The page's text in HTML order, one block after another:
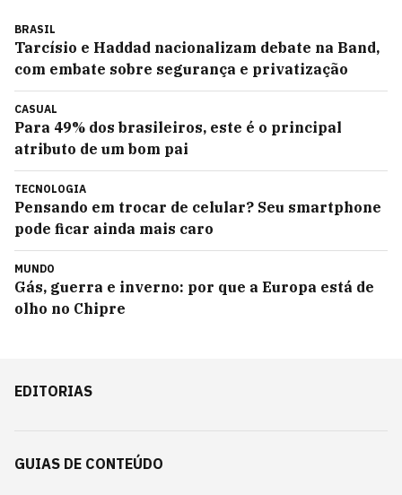
BRASIL
Tarcísio e Haddad nacionalizam debate na Band,
com embate sobre segurança e privatização
CASUAL
Para 49% dos brasileiros, este é o principal
atributo de um bom pai
TECNOLOGIA
Pensando em trocar de celular? Seu smartphone
pode ficar ainda mais caro
MUNDO
Gás, guerra e inverno: por que a Europa está de
olho no Chipre
EDITORIAS
GUIAS DE CONTEÚDO